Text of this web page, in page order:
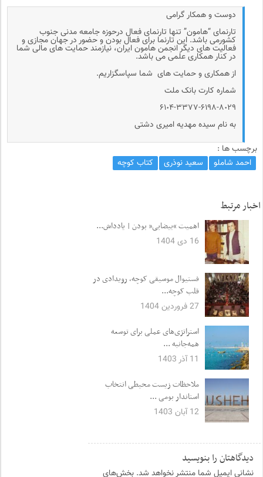
دوست و همکار گرامی
تارنمای “هامون” تنها تارنمای فعال درحوزه جامعه مدنی جنوب
کشورمی باشد. این تارنما برای فعال بودن و حضور در جهان مجازی و
فعالیت های دیگر انجمن هامون ایران، نیازمند حمایت های مالی شما
در کنار همکاری علمی می باشد.
از همکاری و حمایت های شما سپاسگزاریم.
شماره کارت بانک ملت
۶۱٠۴-۳۳۷۷-۶۱۹۸-۸٠۲۹
به نام سیده مهدیه امیری دشتی
برچسب ها :
احمد شاملو
سعید نوذری کتاب کوچه
اخبار مرتبط
اهمیت “بیضایی” بودن | یادداش...
16 دی 1404
فستیوال موسیقی کوچه، رویدادی در
قلب کوچه...
27 فروردین 1404
‎استراتژی‌های عملی برای توسعه
همه‌جانبه ...
11 آذر 1403
ملاحظات زیست محیطی انتخاب
استاندار بومی ...
12 آبان 1403
دیدگاهتان را بنویسید
نشانی ایمیل شما منتشر نخواهد شد. بخش‌های